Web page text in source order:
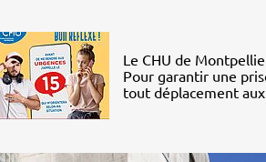
Le CHU de
Pour garantir une
tout déplacement